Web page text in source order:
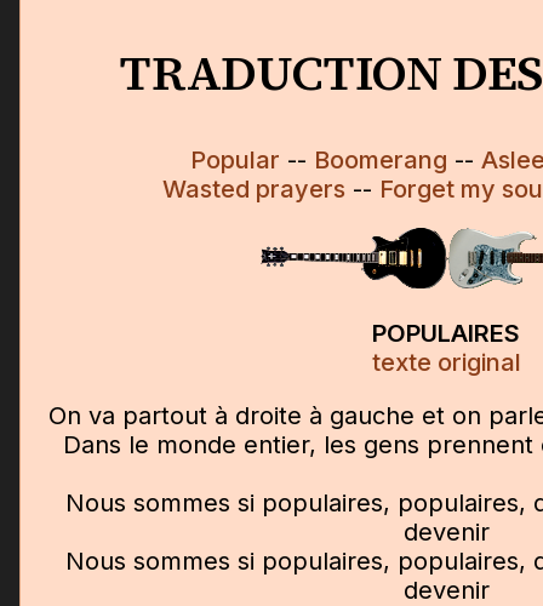
TRADUCTION
Popular -- Boomerang --
Wasted prayers -- Forget my
POPULAIRES
texte original
On va partout à droite à gauche et on
Dans le monde entier, les gens
Nous sommes si populaires, populaires,
devenir
Nous sommes si populaires, populaires,
devenir